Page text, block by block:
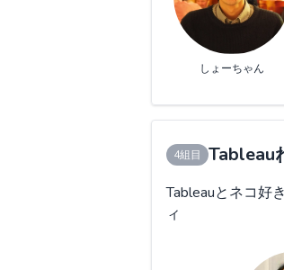
しょーちゃん
4組目 Tableau
Tableauとネコ好
ィ